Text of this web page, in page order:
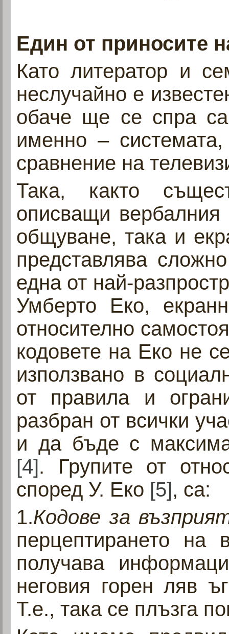
Един от приносите
Като литератор и
неслучайно е
обаче ще се спра
именно –
сравнение на
Така, както
описващи
общуване, така и
представлява
една от най-
Умберто Еко,
относително
кодовете на Еко не
използвано в
от правила и
разбран от всички
и да бъде с
[4]. Групите от
според У. Еко [5], са:
1.Кодове за
перцептирането на
получава
неговия горен ляв
Т.е., така се плъзга